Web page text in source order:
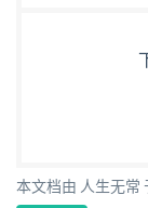
本文档由 人生无常